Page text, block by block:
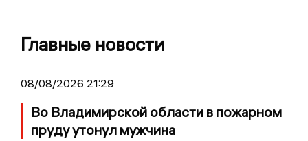
Главные новости
08/08/2026 21:29
Во Владимирской области в пожарном
пруду утонул мужчина